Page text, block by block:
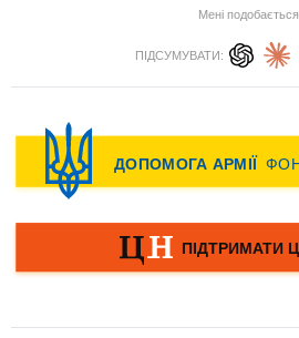
Мені подобається
ПІДСУМУВАТИ: